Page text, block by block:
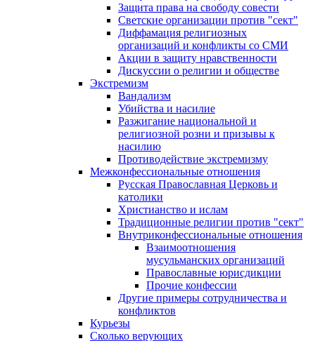
Защита права на свободу совести
Светские организации против "сект"
Диффамация религиозных
организаций и конфликты со СМИ
Акции в защиту нравственности
Дискуссии о религии и обществе
Экстремизм
Вандализм
Убийства и насилие
Разжигание национальной и
религиозной розни и призывы к
насилию
Противодействие экстремизму
Межконфессиональные отношения
Русская Православная Церковь и
католики
Христианство и ислам
Традиционные религии против "сект"
Внутриконфессиональные отношения
Взаимоотношения
мусульманских организаций
Православные юрисдикции
Прочие конфессии
Другие примеры сотрудничества и
конфликтов
Курьезы
Сколько верующих